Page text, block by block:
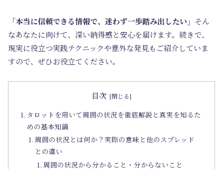
「本当に信頼できる情報で、迷わず一歩踏み出したい」 そん
なあなたに向けて、深い納得感と安心を届けます。続きで、
現実に役立つ実践テクニックや意外な発見もご紹介していま
すので、ぜひお役立てください。
目次
タロットを用いて周囲の状況を徹底解説と真実を知るた
めの基本知識
周囲の状況とは何か？実際の意味と他のスプレッド
との違い
周囲の状況から分かること・分からないこと